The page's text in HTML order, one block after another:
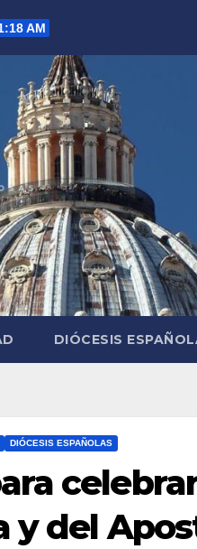
AM
DIÓCESIS
DIÓCESIS ESPAÑOLAS
y del